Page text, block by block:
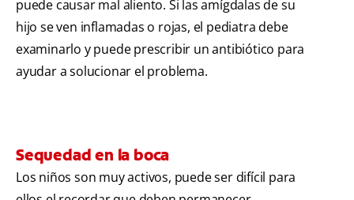
puede causar mal aliento. Si las amígdalas de su
hijo se ven inflamadas o rojas, el pediatra debe
examinarlo y puede prescribir un antibiótico para
ayudar a solucionar el problema.
Sequedad en la boca
Los niños son muy activos, puede ser difícil para